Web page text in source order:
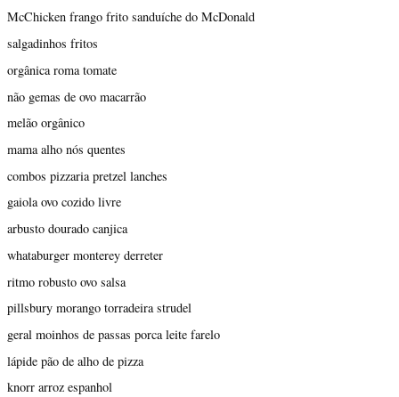
McChicken frango frito sanduíche do McDonald
salgadinhos fritos
orgânica roma tomate
não gemas de ovo macarrão
melão orgânico
mama alho nós quentes
combos pizzaria pretzel lanches
gaiola ovo cozido livre
arbusto dourado canjica
whataburger monterey derreter
ritmo robusto ovo salsa
pillsbury morango torradeira strudel
geral moinhos de passas porca leite farelo
lápide pão de alho de pizza
knorr arroz espanhol